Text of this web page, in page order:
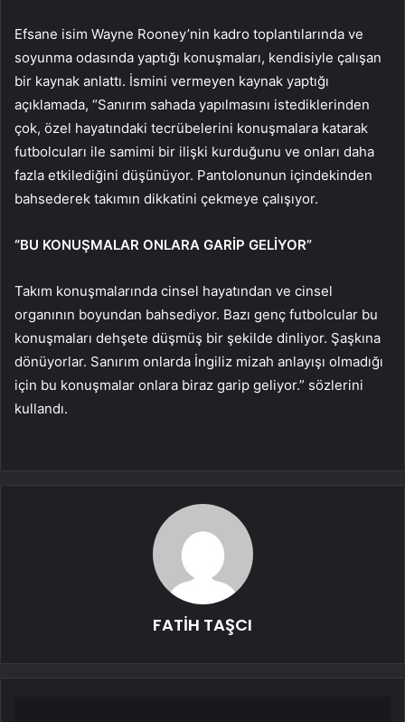
Efsane isim Wayne Rooney’nin kadro toplantılarında ve
soyunma odasında yaptığı konuşmaları, kendisiyle çalışan
bir kaynak anlattı. İsmini vermeyen kaynak yaptığı
açıklamada, “Sanırım sahada yapılmasını istediklerinden
çok, özel hayatındaki tecrübelerini konuşmalara katarak
futbolcuları ile samimi bir ilişki kurduğunu ve onları daha
fazla etkilediğini düşünüyor. Pantolonunun içindekinden
bahsederek takımın dikkatini çekmeye çalışıyor.
“BU KONUŞMALAR ONLARA GARİP GELİYOR”
Takım konuşmalarında cinsel hayatından ve cinsel
organının boyundan bahsediyor. Bazı genç futbolcular bu
konuşmaları dehşete düşmüş bir şekilde dinliyor. Şaşkına
dönüyorlar. Sanırım onlarda İngiliz mizah anlayışı olmadığı
için bu konuşmalar onlara biraz garip geliyor.” sözlerini
kullandı.
FATİH TAŞCI